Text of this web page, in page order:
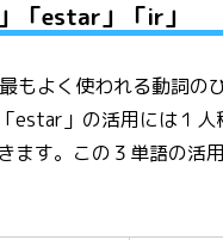
「estar」「ir」
最もよく使われる動詞の
estar」の活用には１人
ます。この３単語の活